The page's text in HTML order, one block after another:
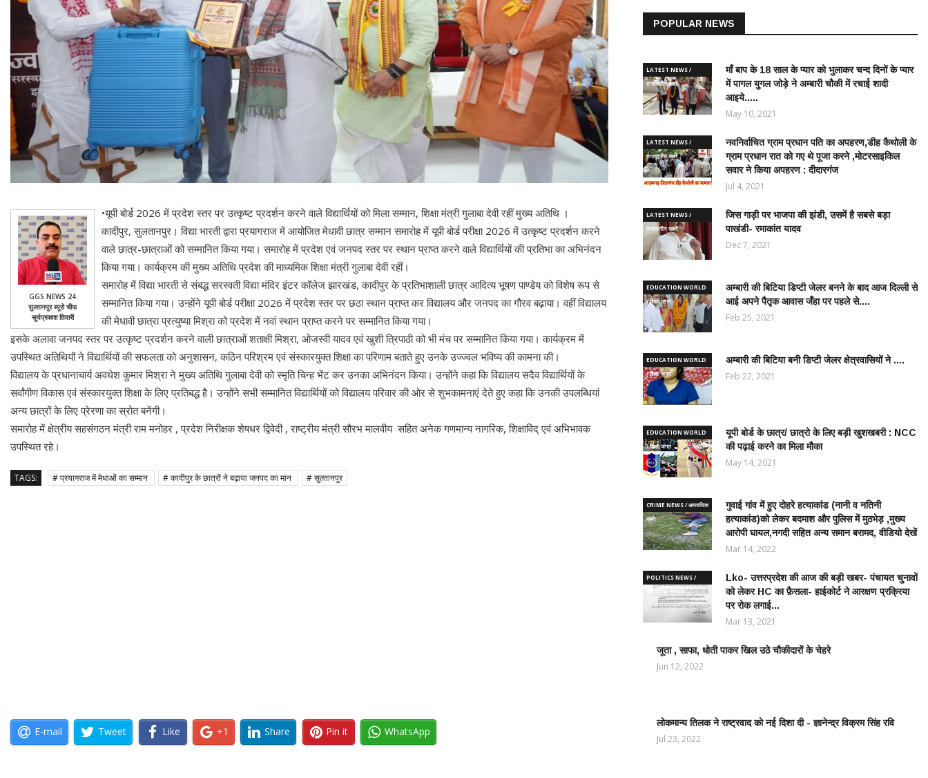
GGS NEWS 24
सुल्तानपुर ब्यूरो चीफ
सूर्यप्रकाश तिवारी
•यूपी बोर्ड 2026 में प्रदेश स्तर पर उत्कृष्ट प्रदर्शन करने वाले विद्यार्थियों को मिला सम्मान, शिक्षा मंत्री गुलाबा देवी रहीं मुख्य अतिथि ।
कादीपुर, सुलतानपुर। विद्या भारती द्वारा प्रयागराज में आयोजित मेधावी छात्र सम्मान समारोह में यूपी बोर्ड परीक्षा 2026 में उत्कृष्ट प्रदर्शन करने
वाले छात्र-छात्राओं को सम्मानित किया गया। समारोह में प्रदेश एवं जनपद स्तर पर स्थान प्राप्त करने वाले विद्यार्थियों की प्रतिभा का अभिनंदन
किया गया। कार्यक्रम की मुख्य अतिथि प्रदेश की माध्यमिक शिक्षा मंत्री गुलाबा देवी रहीं।
समारोह में विद्या भारती से संबद्ध सरस्वती विद्या मंदिर इंटर कॉलेज झारखंड, कादीपुर के प्रतिभाशाली छात्र आदित्य भूषण पाण्डेय को विशेष रूप से
सम्मानित किया गया। उन्होंने यूपी बोर्ड परीक्षा 2026 में प्रदेश स्तर पर छठा स्थान प्राप्त कर विद्यालय और जनपद का गौरव बढ़ाया। वहीं विद्यालय
की मेधावी छात्रा प्रत्युष्या मिश्रा को प्रदेश में नवां स्थान प्राप्त करने पर सम्मानित किया गया।
इसके अलावा जनपद स्तर पर उत्कृष्ट प्रदर्शन करने वाली छात्राओं शताक्षी मिश्रा, ओजस्वी यादव एवं खुशी त्रिपाठी को भी मंच पर सम्मानित किया गया। कार्यक्रम में
उपस्थित अतिथियों ने विद्यार्थियों की सफलता को अनुशासन, कठिन परिश्रम एवं संस्कारयुक्त शिक्षा का परिणाम बताते हुए उनके उज्ज्वल भविष्य की कामना की।
विद्यालय के प्रधानाचार्य अवधेश कुमार मिश्रा ने मुख्य अतिथि गुलाबा देवी को स्मृति चिन्ह भेंट कर उनका अभिनंदन किया। उन्होंने कहा कि विद्यालय सदैव विद्यार्थियों के
सर्वांगीण विकास एवं संस्कारयुक्त शिक्षा के लिए प्रतिबद्ध है। उन्होंने सभी सम्मानित विद्यार्थियों को विद्यालय परिवार की ओर से शुभकामनाएं देते हुए कहा कि उनकी उपलब्धियां
अन्य छात्रों के लिए प्रेरणा का स्रोत बनेंगी।
समारोह में क्षेत्रीय सहसंगठन मंत्री राम मनोहर , प्रदेश निरीक्षक शेषधर द्विवेदी , राष्ट्रीय मंत्री सौरभ मालवीय सहित अनेक गणमान्य नागरिक, शिक्षाविद् एवं अभिभावक
उपस्थित रहे।
TAGS: # प्रयागराज में मेधाओं का सम्मान # कादीपुर के छात्रों ने बढ़ाया जनपद का मान # सुल्तानपुर
E-mail Tweet Like +1 Share Pin it WhatsApp
POPULAR NEWS
LATEST NEWS /
ताज़ातरीन खबरें
माँ बाप के 18 साल के प्यार को भुलाकर चन्द दिनों के प्यार
में पागल युगल जोड़े ने अम्बारी चौकी में रचाई शादी
आइये.....
May 10, 2021
LATEST NEWS /
ताज़ातरीन खबरें
नवनिर्वाचित ग्राम प्रधान पति का अपहरण,डीह कैथोली के
ग्राम प्रधान रात को गए थे पूजा करने ,मोटरसाइकिल
सवार ने किया अपहरण : दीदारगंज
Jul 4, 2021
LATEST NEWS /
ताज़ातरीन खबरें
जिस गाड़ी पर भाजपा की झंडी, उसमें है सबसे बड़ा
पाखंडी- रमाकांत यादव
Dec 7, 2021
EDUCATION WORLD
/ शिक्षा जगत
अम्बारी की बिटिया डिप्टी जेलर बनने के बाद आज दिल्ली से
आई अपने पैतृक आवास जँहा पर पहले से....
Feb 25, 2021
EDUCATION WORLD
/ शिक्षा जगत
अम्बारी की बिटिया बनी डिप्टी जेलर क्षेत्रवासियों ने ....
Feb 22, 2021
EDUCATION WORLD
/ शिक्षा जगत
यूपी बोर्ड के छात्र/ छात्रो के लिए बड़ी खुशखबरी : NCC
की पढ़ाई करने का मिला मौका
May 14, 2021
CRIME NEWS / आपराधिक
ख़बरे
गुवाई गांव में हुए दोहरे हत्याकांड (नानी व नतिनी
हत्याकांड)को लेकर बदमाश और पुलिस में मुठभेड़ ,मुख्य
आरोपी घायल,नगदी सहित अन्य समान बरामद, वीडियो देखें
Mar 14, 2022
POLITICS NEWS /
राजनीतिक समाचार
Lko- उत्तरप्रदेश की आज की बड़ी खबर- पंचायत चुनावों
को लेकर HC का फ़ैसला- हाईकोर्ट ने आरक्षण प्रक्रिया
पर रोक लगाई...
Mar 13, 2021
LATEST
NEWS /
जूता , साफा, धोती पाकर खिल उठे चौकीदारों के चेहरे
Jun 12, 2022
LATEST
NEWS /
लोकमान्य तिलक ने राष्ट्रवाद को नई दिशा दी - ज्ञानेन्द्र विक्रम सिंह रवि
Jul 23, 2022